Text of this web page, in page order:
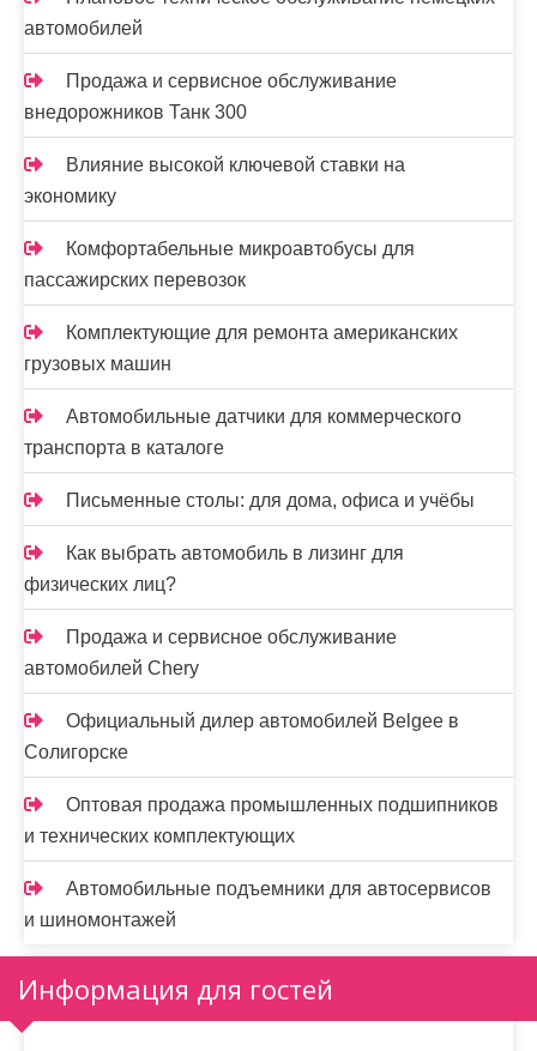
и
я
з
а
п
и
с
е
й
автомобилей
Продажа и сервисное обслуживание
внедорожников Танк 300
Влияние высокой ключевой ставки на
экономику
Комфортабельные микроавтобусы для
пассажирских перевозок
Комплектующие для ремонта американских
грузовых машин
Автомобильные датчики для коммерческого
транспорта в каталоге
Письменные столы: для дома, офиса и учёбы
Как выбрать автомобиль в лизинг для
физических лиц?
Продажа и сервисное обслуживание
автомобилей Chery
Официальный дилер автомобилей Belgee в
Солигорске
Оптовая продажа промышленных подшипников
и технических комплектующих
Автомобильные подъемники для автосервисов
и шиномонтажей
Информация для гостей